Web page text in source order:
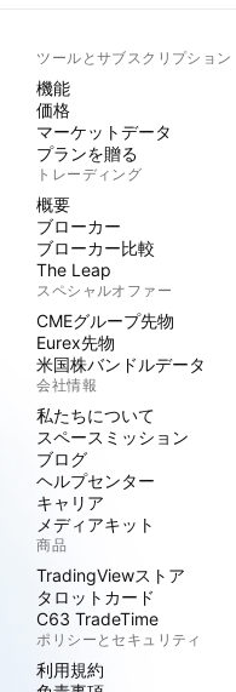
ツールとサブスクリプション
機能
価格
マーケットデータ
プランを贈る
トレーディング
概要
ブローカー
ブローカー比較
The Leap
スペシャルオファー
CMEグループ先物
Eurex先物
米国株バンドルデータ
会社情報
私たちについて
スペースミッション
ブログ
ヘルプセンター
キャリア
メディアキット
商品
TradingViewストア
タロットカード
C63 TradeTime
ポリシーとセキュリティ
利用規約